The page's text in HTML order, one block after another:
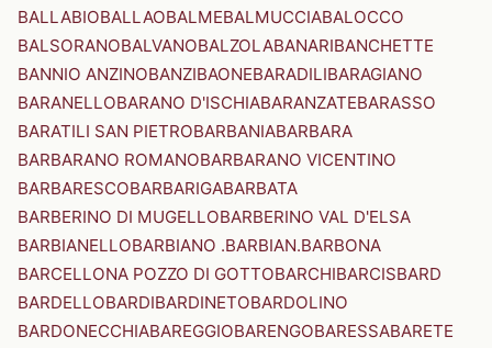
BALLABIOBALLAOBALMEBALMUCCIABALOCCO
BALSORANOBALVANOBALZOLABANARIBANCHETTE
BANNIO ANZINOBANZIBAONEBARADILIBARAGIANO
BARANELLOBARANO D'ISCHIABARANZATEBARASSO
BARATILI SAN PIETROBARBANIABARBARA
BARBARANO ROMANOBARBARANO VICENTINO
BARBARESCOBARBARIGABARBATA
BARBERINO DI MUGELLOBARBERINO VAL D'ELSA
BARBIANELLOBARBIANO .BARBIAN.BARBONA
BARCELLONA POZZO DI GOTTOBARCHIBARCISBARD
BARDELLOBARDIBARDINETOBARDOLINO
BARDONECCHIABAREGGIOBARENGOBARESSABARETE